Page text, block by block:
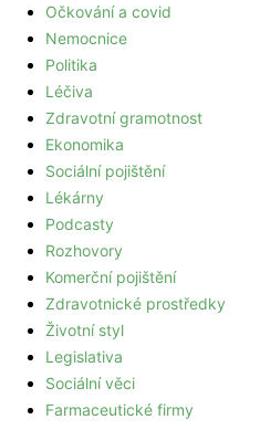
Očkování a covid
Nemocnice
Politika
Léčiva
Zdravotní gramotnost
Ekonomika
Sociální pojištění
Lékárny
Podcasty
Rozhovory
Komerční pojištění
Zdravotnické prostředky
Životní styl
Legislativa
Sociální věci
Farmaceutické firmy